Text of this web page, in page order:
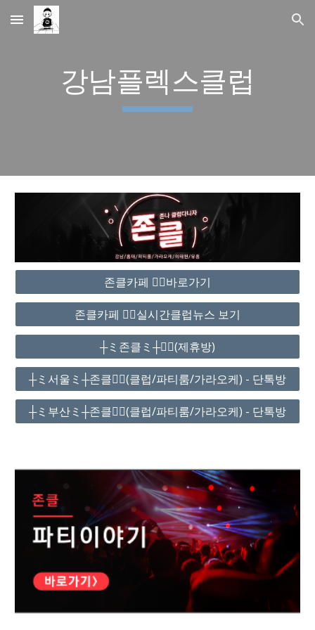
Skip to main content Skip to navigation
강남플렉스클럽
존클카페 ❤️‍🔥바로가기
존클카페 ❤️‍🔥실시간클럽뉴스 보기
┼ミ존클ミ┼❤️‍🔥(제휴방)
┼ミ서울ミ┼존클❤️‍🔥(클럽/파티룸/가라오케) - 단톡방
┼ミ부산ミ┼존클❤️‍🔥(클럽/파티룸/가라오케) - 단톡방